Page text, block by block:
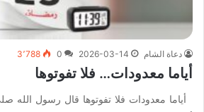
دعاة الشام 2026-03-14
0 3٬788
أياما معدودات… فلا تفوتوها
أياما معدودات فلا تفوتوها قال رسول الله